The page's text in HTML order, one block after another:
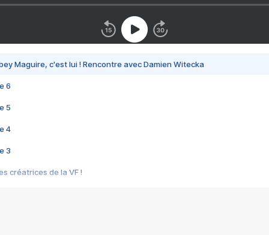
Maguire, c'est lui ! Rencontre avec Damien Witecka
6
5
4
3
créatrices de la VF !